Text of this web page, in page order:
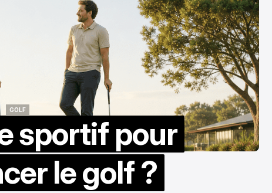
GOLF
sportif pour
le golf ?